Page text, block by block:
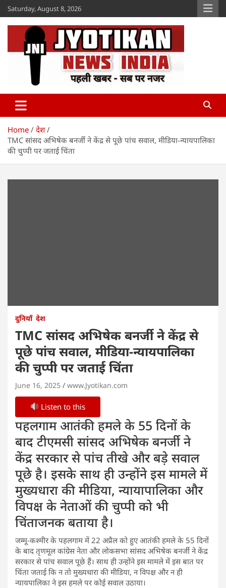
Skip
to
content
Saturday, August 8, 2026
Jyotikan
Home
देश
TMC सांसद अभिषेक बनर्जी ने केंद्र से पूछे पांच सवाल, मीडिया-न्यायपालिका
की चुप्पी पर जताई चिंता
दुनियाँ देश
TMC सांसद अभिषेक बनर्जी ने केंद्र से
पूछे पांच सवाल, मीडिया-न्यायपालिका
की चुप्पी पर जताई चिंता
June 16, 2025 www.Jyotikan.com
Listen to this
पहलगाम आतंकी हमले के 55 दिनों के
बाद टीएमसी सांसद अभिषेक बनर्जी ने
केंद्र सरकार से पांच तीखे और बड़े सवाल
पूछे है। इसके साथ ही उन्होंने इस मामले में
मुख्यधारा की मीडिया, न्यायापालिका और
विपक्ष के नेताओं की चुप्पी को भी
चिंताजनक बताया है।
जम्मू-कश्मीर के पहलगाम में 22 अप्रैल को हुए आतंकी हमले के 55 दिनों
के बाद तृणमूल कांग्रेस नेता और लोकसभा सांसद अभिषेक बनर्जी ने केंद्र
सरकार से पांच सवाल पूछे हैं। साथ ही उन्होंने इस मामले में इस बात पर
चिंता जताई कि न तो मुख्यधारा की मीडिया, न विपक्ष और न ही
न्यायपालिका ने इस हमले पर कोई सवाल उठाया।